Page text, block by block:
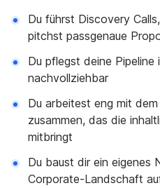
Du führst Discovery
pitchst passgenaue
Du pflegst deine Pipeline
nachvollziehbar
Du arbeitest eng mit
zusammen, das die
mitbringt
Du baust dir ein eigenes
Corporate-Landschaft